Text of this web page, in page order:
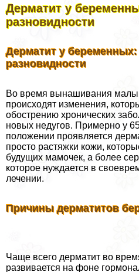
Дерматит у
разновидности
Дерматит у
разновидности
Во время вынашивания
происходят изменения,
обострению хронических
новых недугов. Примерно у
положении проявляется
просто растяжки кожи,
будущих мамочек, а более
которое нуждается в
лечении.
Причины дерматитов
Чаще всего дерматит во
развивается на фоне